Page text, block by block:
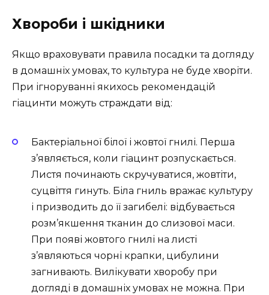
Хвороби і шкідники
Якщо враховувати правила посадки та догляду
в домашніх умовах, то культура не буде хворіти.
При ігноруванні якихось рекомендацій
гіацинти можуть страждати від:
Бактеріальної білої і жовтої гнилі. Перша
з’являється, коли гіацинт розпускається.
Листя починають скручуватися, жовтіти,
суцвіття гинуть. Біла гниль вражає культуру
і призводить до її загибелі: відбувається
розм’якшення тканин до слизової маси.
При появі жовтого гнилі на листі
з’являються чорні крапки, цибулини
загнивають. Вилікувати хворобу при
догляді в домашніх умовах не можна. При